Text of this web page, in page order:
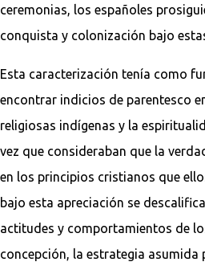
ceremonias, los españoles
conquista y colonización bajo
Esta caracterización tenía como
encontrar indicios de parentesco
religiosas indígenas y la
vez que consideraban que la
en los principios cristianos que
bajo esta apreciación se
actitudes y comportamientos de
concepción, la estrategia asumida